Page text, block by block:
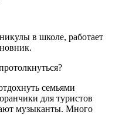
в школе, работает
семьями
для туристов
музыканты. Много